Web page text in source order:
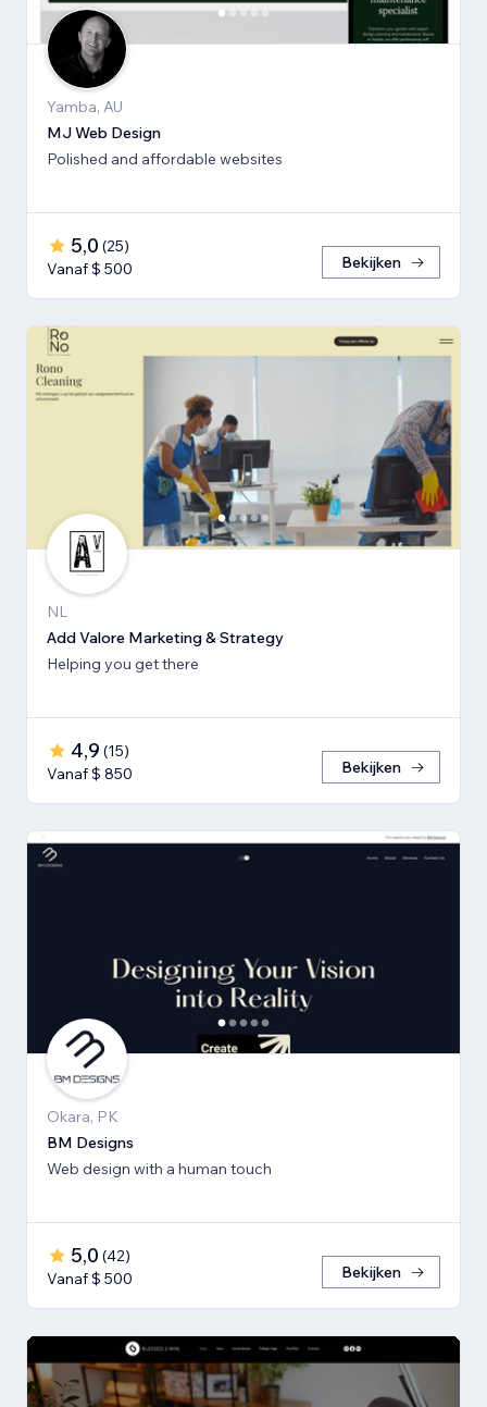
Yamba, AU
MJ Web Design
Polished and affordable websites
5,0 (25)
Vanaf $ 500
Bekijken
NL
Add Valore Marketing & Strategy
Helping you get there
4,9 (15)
Vanaf $ 850
Bekijken
Okara, PK
BM Designs
Web design with a human touch
5,0 (42)
Vanaf $ 500
Bekijken